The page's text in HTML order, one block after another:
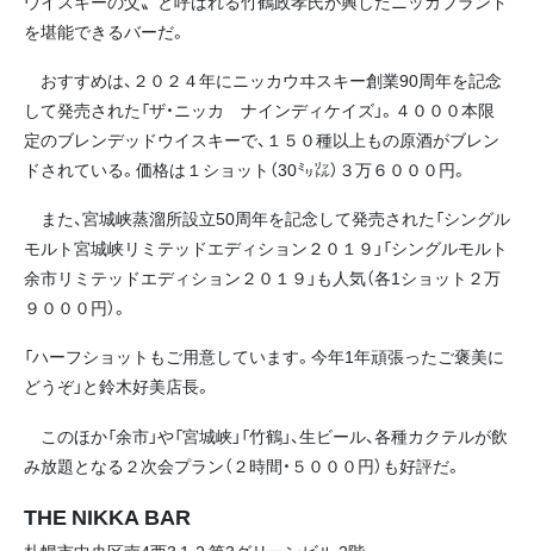
を堪能できるバーだ。
おすすめは、２０２４年にニッカウヰスキー創業90周年を記念
して発売された「ザ・ニッカ ナインディケイズ」。４０００本限
定のブレンデッドウイスキーで、１５０種以上もの原酒がブレン
ドされている。価格は１ショット（30㍉㍑）３万６０００円。
また、宮城峡蒸溜所設立50周年を記念して発売された「シングル
モルト宮城峡リミテッドエディション２０１９」「シングルモルト
余市リミテッドエディション２０１９」も人気（各1ショット２万
９０００円）。
「ハーフショットもご用意しています。今年1年頑張ったご褒美に
どうぞ」と鈴木好美店長。
このほか「余市」や「宮城峡」「竹鶴」、生ビール、各種カクテルが飲
み放題となる２次会プラン（２時間・５０００円）も好評だ。
THE NIKKA BAR